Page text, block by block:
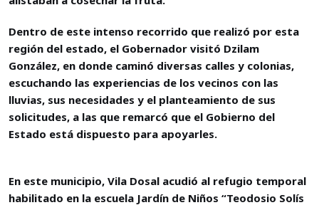
Dentro de este intenso recorrido que realizó por esta
región del estado, el Gobernador visitó Dzilam
González, en donde caminó diversas calles y colonias,
escuchando las experiencias de los vecinos con las
lluvias, sus necesidades y el planteamiento de sus
solicitudes, a las que remarcó que el Gobierno del
Estado está dispuesto para apoyarles.
En este municipio, Vila Dosal acudió al refugio temporal
habilitado en la escuela Jardín de Niños “Teodosio Solís